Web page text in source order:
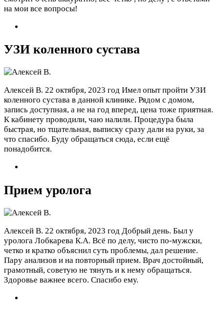
на мои все вопросы!
УЗИ коленного сустава
Алексей В. 22 октября, 2023 год Имел опыт пройти УЗИ
коленного сустава в данной клинике. Рядом с домом,
запись доступная, а не на год вперед, цена тоже приятная.
К кабинету проводили, чаю налили. Процедура была
быстрая, но тщательная, выписку сразу дали на руки, за
что спасибо. Буду обращаться сюда, если ещё
понадобится.
Прием уролога
Алексей В. 22 октября, 2023 год Добрый день. Был у
уролога Лобкарева К.А. Всё по делу, чисто по-мужски,
четко и кратко объяснил суть проблемы, дал решение.
Пару анализов и на повторный прием. Врач достойный,
грамотный, советую не тянуть и к нему обращаться.
Здоровье важнее всего. Спасибо ему.